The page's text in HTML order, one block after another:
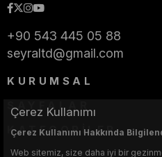
+90 543 445 05 88
seyraltd@gmail.com
KURUMSAL
SAYFALAR
KATEGORİLER
Çerez Kullanımı
Çerez Kullanımı Hakkında
Web sitemiz, size daha iyi bir